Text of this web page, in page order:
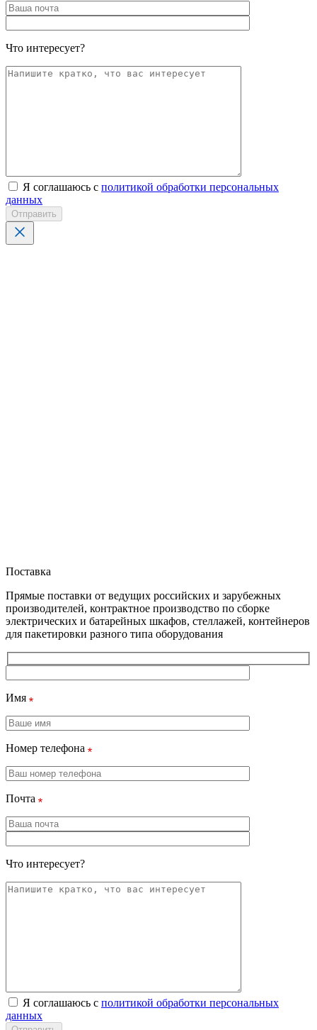
Что интересует?
Я соглашаюсь с политикой обработки персональных
данных
Отправить
Поставка
Прямые поставки от ведущих российских и зарубежных
производителей, контрактное производство по сборке
электрических и батарейных шкафов, стеллажей, контейнеров
для пакетировки разного типа оборудования
Имя
Номер телефона
Почта
Что интересует?
Я соглашаюсь с политикой обработки персональных
данных